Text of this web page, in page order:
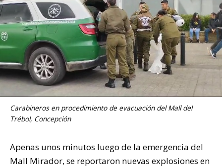
Carabineros en procedimiento de evacuación del Mall del
Trébol, Concepción
Apenas unos minutos luego de la emergencia del
Mall Mirador, se reportaron nuevas explosiones en